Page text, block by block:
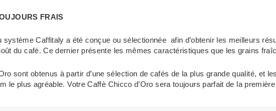
FRAIS
système Caffitaly a été conçue ou sélectionnée afin d’obtenir les meilleurs
du café. Ce dernier présente les mêmes caractéristiques que les grains
sont obtenus à partir d’une sélection de cafés de la plus grande qualité, et
le plus agréable. Votre Caffè Chicco d’Oro sera toujours parfait de la